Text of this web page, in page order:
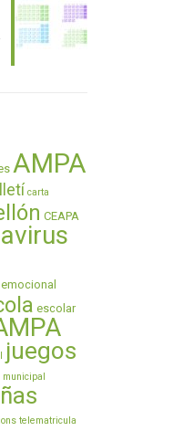
AMPA
carta
CEAPA
escolar
juegos
municipal
telematricula